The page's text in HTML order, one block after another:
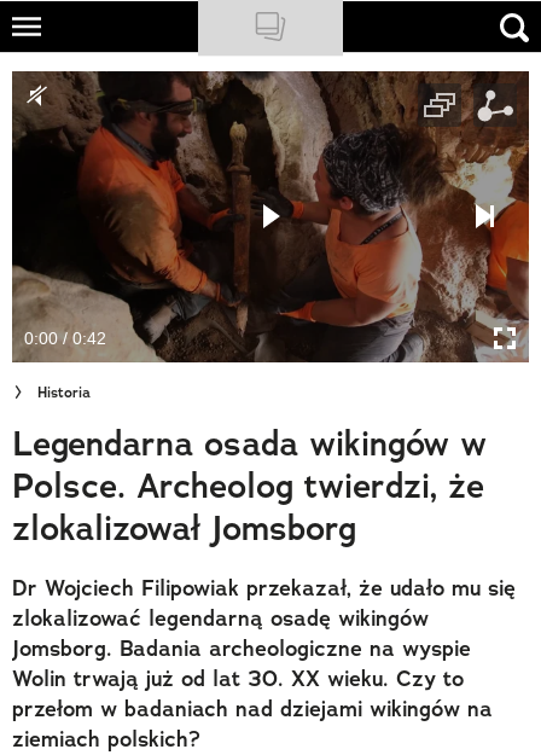
Skip
main
content
NATIONAL GEOGRAPHIC
TRAVELER
PODCASTY
Newsletter
Cuda Polski
Wielki Konkurs Fotograficzny
Trendbook Podróżniczy
Polecane
0:00 / 0:42
Historia
Legendarna osada wikingów w
Polsce. Archeolog twierdzi, że
zlokalizował Jomsborg
Dr Wojciech Filipowiak przekazał, że udało mu się
zlokalizować legendarną osadę wikingów
Jomsborg. Badania archeologiczne na wyspie
Wolin trwają już od lat 30. XX wieku. Czy to
przełom w badaniach nad dziejami wikingów na
ziemiach polskich?